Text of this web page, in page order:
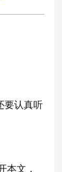
要认真听
本文，